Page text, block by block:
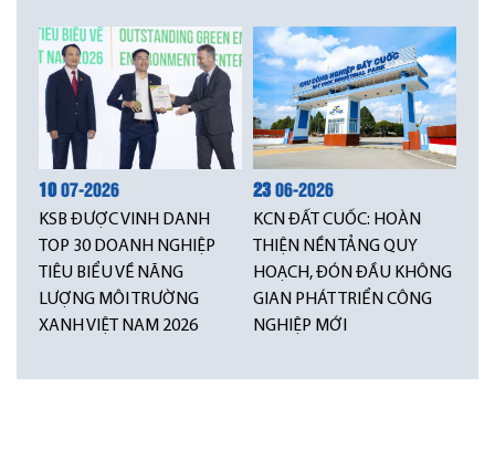
1007-2026
KSB ĐƯỢC VINH DANH
TOP 30 DOANH NGHIỆP
TIÊU BIỂU VỀ NĂNG
LƯỢNG MÔI TRƯỜNG
XANH VIỆT NAM 2026
2306-2026
KCN ĐẤT CUỐC: HOÀN
THIỆN NỀN TẢNG QUY
HOẠCH, ĐÓN ĐẦU KHÔNG
GIAN PHÁT TRIỂN CÔNG
NGHIỆP MỚI